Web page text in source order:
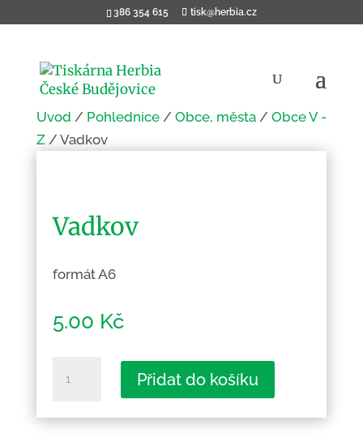
386 354 615 tisk@herbia.cz
Úvod / Pohlednice/ Obce, města/ Obce V -
Z/ Vadkov
Vadkov
formát A6
5.00 Kč
Přidat do košíku